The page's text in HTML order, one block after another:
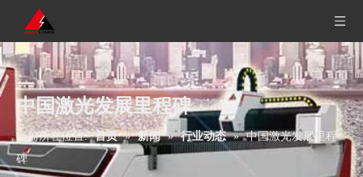
中国激光发展里程碑
当前所在位置: 首页 » 新闻 » 行业动态 » 中国激光发展里程
碑